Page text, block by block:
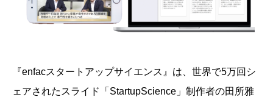
『enfacスタートアップサイエンス』は、 世界で5万回シ
ェアされたスライド「StartupScience」制作者の田所雅